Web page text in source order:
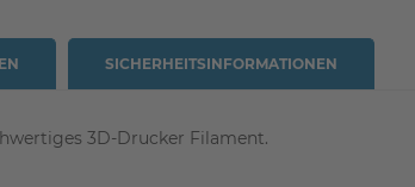
3D-Drucker Filament.
SICHERHEITSINFORMATIONEN